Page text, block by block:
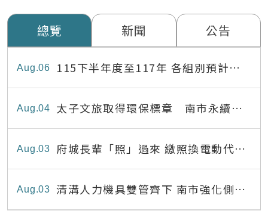
總覽 新聞 公告
06
Aug
115下半年度至117年 各組別預計出
缺員額表
04
Aug
太子文旅取得環保標章 南市永續旅
宿達22家
03
Aug
府城長輩「照」過來 繳照換電動代步
最高補助8,000元
03
Aug
清溝人力機具雙管齊下 南市強化側溝
清疏效能